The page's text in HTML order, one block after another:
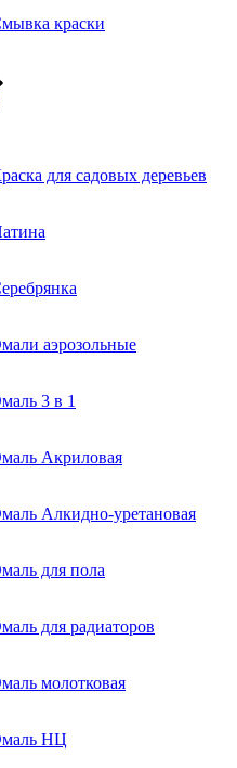
краски
для садовых деревьев
аэрозольные
3 в 1
Акриловая
Алкидно-уретановая
для пола
для радиаторов
молотковая
НЦ